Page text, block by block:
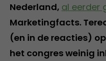
Nederland, al eerder
Marketingfacts.
(en in de reacties)
het congres weinig